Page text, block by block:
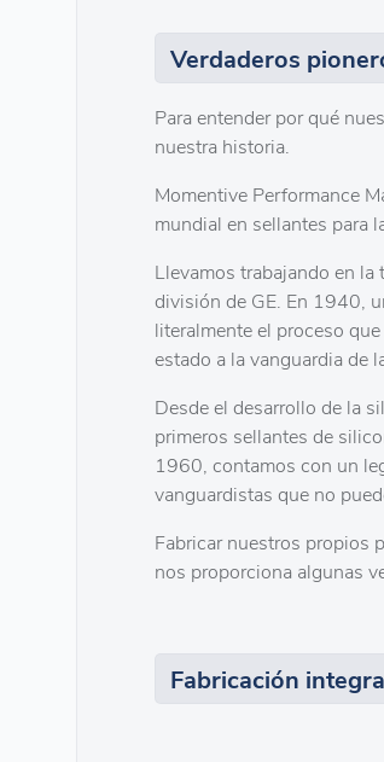
Verdaderos
Para entender por qué
nuestra historia.
Momentive Performance
mundial en sellantes para
Llevamos trabajando en
división de GE. En 1940,
literalmente el proceso
estado a la vanguardia de
Desde el desarrollo de la
primeros sellantes de
1960, contamos con un
vanguardistas que no
Fabricar nuestros propios
nos proporciona algunas
Fabricación